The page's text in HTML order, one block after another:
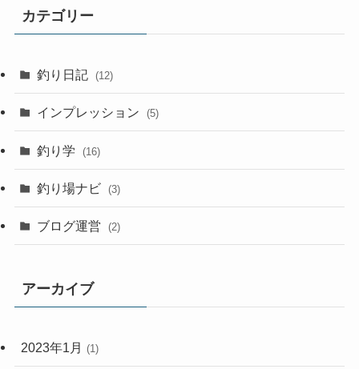
カテゴリー
釣り日記 (12)
インプレッション (5)
釣り学 (16)
釣り場ナビ (3)
ブログ運営 (2)
アーカイブ
2023年1月 (1)